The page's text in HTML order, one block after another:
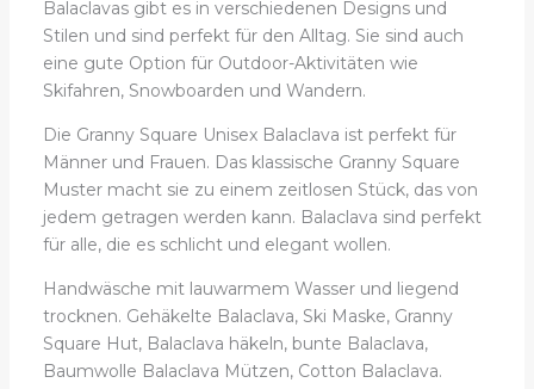
Balaclavas gibt es in verschiedenen Designs und
Stilen und sind perfekt für den Alltag. Sie sind auch
eine gute Option für Outdoor-Aktivitäten wie
Skifahren, Snowboarden und Wandern.
Die Granny Square Unisex Balaclava ist perfekt für
Männer und Frauen. Das klassische Granny Square
Muster macht sie zu einem zeitlosen Stück, das von
jedem getragen werden kann. Balaclava sind perfekt
für alle, die es schlicht und elegant wollen.
Handwäsche mit lauwarmem Wasser und liegend
trocknen. Gehäkelte Balaclava, Ski Maske, Granny
Square Hut, Balaclava häkeln, bunte Balaclava,
Baumwolle Balaclava Mützen, Cotton Balaclava.